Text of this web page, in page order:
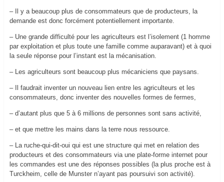
– Il y a beaucoup plus de consommateurs que de producteurs, la
demande est donc forcément potentiellement importante.
– Une grande difficulté pour les agriculteurs est l’isolement (1 homme
par exploitation et plus toute une famille comme auparavant) et à quoi
la seule réponse pour l’instant est la mécanisation.
– Les agriculteurs sont beaucoup plus mécaniciens que paysans.
– Il faudrait inventer un nouveau lien entre les agriculteurs et les
consommateurs, donc inventer des nouvelles formes de fermes,
– d’autant plus que 5 à 6 millions de personnes sont sans activité,
– et que mettre les mains dans la terre nous ressource.
– La ruche-qui-dit-oui qui est une structure qui met en relation des
producteurs et des consommateurs via une plate-forme internet pour
les commandes est une des réponses possibles (la plus proche est à
Turckheim, celle de Munster n’ayant pas poursuivi son activité).